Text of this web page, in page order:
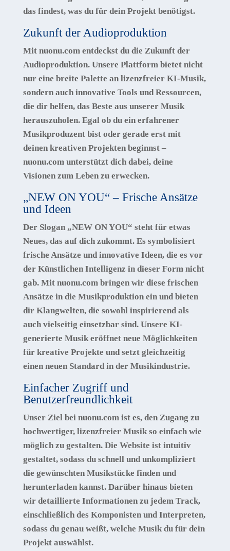
das findest, was du für dein Projekt benötigst.
Zukunft der Audioproduktion
Mit nuonu.com entdeckst du die Zukunft der
Audioproduktion. Unsere Plattform bietet nicht
nur eine breite Palette an lizenzfreier KI-Musik,
sondern auch innovative Tools und Ressourcen,
die dir helfen, das Beste aus unserer Musik
herauszuholen. Egal ob du ein erfahrener
Musikproduzent bist oder gerade erst mit
deinen kreativen Projekten beginnst –
nuonu.com unterstützt dich dabei, deine
Visionen zum Leben zu erwecken.
„NEW ON YOU“ – Frische Ansätze
und Ideen
Der Slogan „NEW ON YOU“ steht für etwas
Neues, das auf dich zukommt. Es symbolisiert
frische Ansätze und innovative Ideen, die es vor
der Künstlichen Intelligenz in dieser Form nicht
gab. Mit nuonu.com bringen wir diese frischen
Ansätze in die Musikproduktion ein und bieten
dir Klangwelten, die sowohl inspirierend als
auch vielseitig einsetzbar sind. Unsere KI-
generierte Musik eröffnet neue Möglichkeiten
für kreative Projekte und setzt gleichzeitig
einen neuen Standard in der Musikindustrie.
Einfacher Zugriff und
Benutzerfreundlichkeit
Unser Ziel bei nuonu.com ist es, den Zugang zu
hochwertiger, lizenzfreier Musik so einfach wie
möglich zu gestalten. Die Website ist intuitiv
gestaltet, sodass du schnell und unkompliziert
die gewünschten Musikstücke finden und
herunterladen kannst. Darüber hinaus bieten
wir detaillierte Informationen zu jedem Track,
einschließlich des Komponisten und Interpreten,
sodass du genau weißt, welche Musik du für dein
Projekt auswählst.